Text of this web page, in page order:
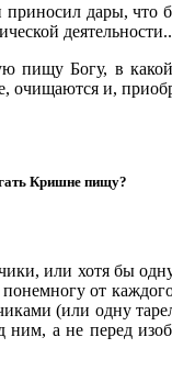
дары,
пищу Богу, в
и,
Кришне пищу?
или хотя бы
от
(или одну
а не перед